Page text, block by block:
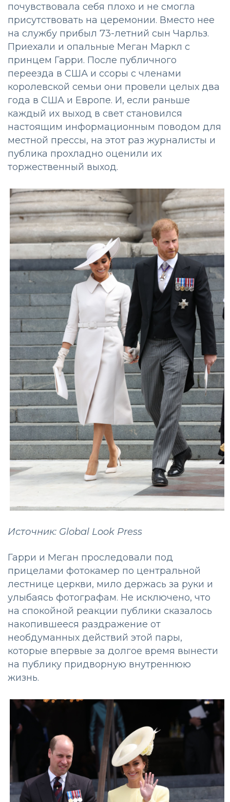
почувствовала себя плохо и не смогла
присутствовать на церемонии. Вместо нее
на службу прибыл 73-летний сын Чарльз.
Приехали и опальные Меган Маркл с
принцем Гарри. После публичного
переезда в США и ссоры с членами
королевской семьи они провели целых два
года в США и Европе. И, если раньше
каждый их выход в свет становился
настоящим информационным поводом для
местной прессы, на этот раз журналисты и
публика прохладно оценили их
торжественный выход.
Источник: Global Look Press
Гарри и Меган проследовали под
прицелами фотокамер по центральной
лестнице церкви, мило держась за руки и
улыбаясь фотографам. Не исключено, что
на спокойной реакции публики сказалось
накопившееся раздражение от
необдуманных действий этой пары,
которые впервые за долгое время вынести
на публику придворную внутреннюю
жизнь.